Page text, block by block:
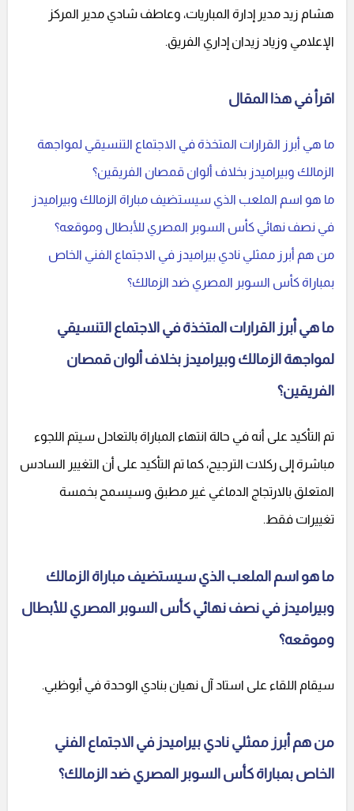
هشام زيد مدير إدارة المباريات، وعاطف شادي مدير المركز
الإعلامي وزياد زيدان إداري الفريق.
اقرأ في هذا المقال
ما هي أبرز القرارات المتخذة في الاجتماع التنسيقي لمواجهة
الزمالك وبيراميدز بخلاف ألوان قمصان الفريقين؟
ما هو اسم الملعب الذي سيستضيف مباراة الزمالك وبيراميدز
في نصف نهائي كأس السوبر المصري للأبطال وموقعه؟
من هم أبرز ممثلي نادي بيراميدز في الاجتماع الفني الخاص
بمباراة كأس السوبر المصري ضد الزمالك؟
ما هي أبرز القرارات المتخذة في الاجتماع التنسيقي
لمواجهة الزمالك وبيراميدز بخلاف ألوان قمصان
الفريقين؟
تم التأكيد على أنه في حالة انتهاء المباراة بالتعادل سيتم اللجوء
مباشرة إلى ركلات الترجيح، كما تم التأكيد على أن التغيير السادس
المتعلق بالارتجاج الدماغي غير مطبق وسيسمح بخمسة
تغييرات فقط.
ما هو اسم الملعب الذي سيستضيف مباراة الزمالك
وبيراميدز في نصف نهائي كأس السوبر المصري للأبطال
وموقعه؟
سيقام اللقاء على استاد آل نهيان بنادي الوحدة في أبوظبي.
من هم أبرز ممثلي نادي بيراميدز في الاجتماع الفني
الخاص بمباراة كأس السوبر المصري ضد الزمالك؟